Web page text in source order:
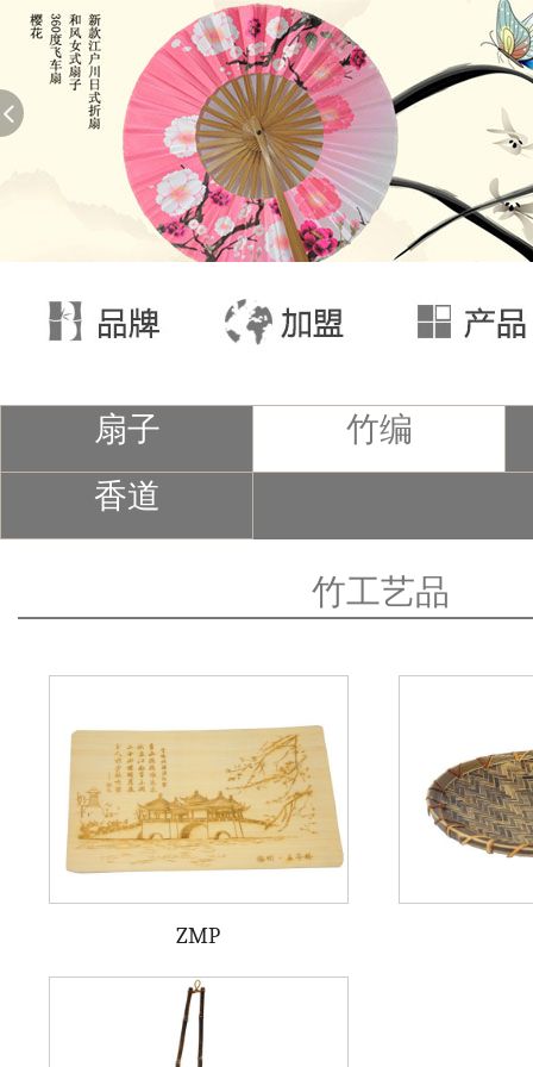
扇子
竹编
香道
竹工艺品
ZMP